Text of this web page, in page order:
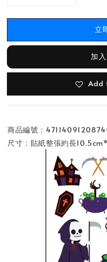
立
加
Add
商品編號：
尺寸：貼紙整張約長